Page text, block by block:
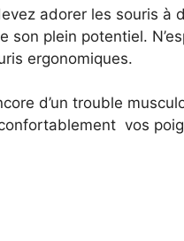
adorer les souris à
son plein potentiel.
ergonomiques.
d’un trouble
vos